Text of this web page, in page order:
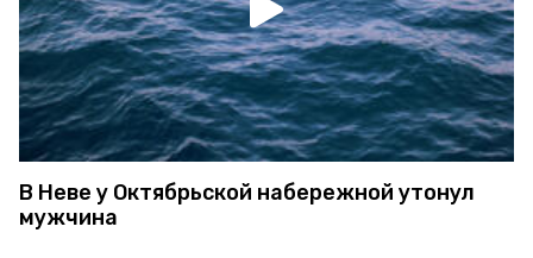
В Неве у Октябрьской набережной утонул
мужчина